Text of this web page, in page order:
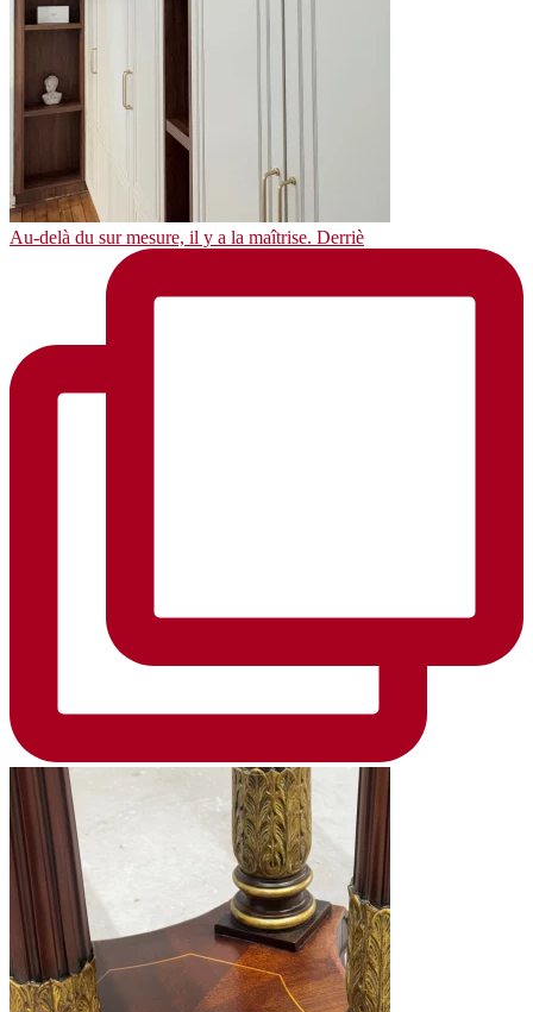
Au-delà du sur mesure, il y a la maîtrise. Derriè